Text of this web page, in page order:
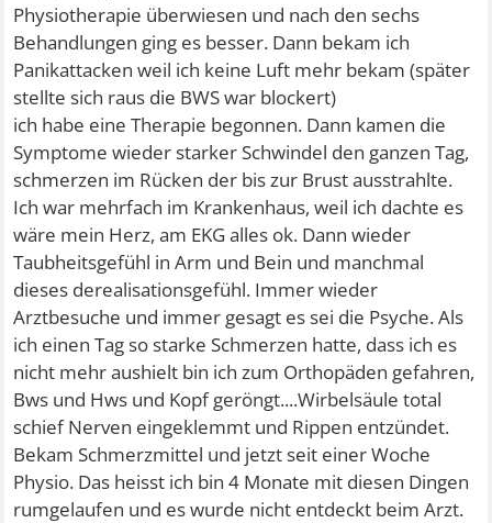
Physiotherapie überwiesen und nach den sechs
Behandlungen ging es besser. Dann bekam ich
Panikattacken weil ich keine Luft mehr bekam (später
stellte sich raus die BWS war blockert)
ich habe eine Therapie begonnen. Dann kamen die
Symptome wieder starker Schwindel den ganzen Tag,
schmerzen im Rücken der bis zur Brust ausstrahlte.
Ich war mehrfach im Krankenhaus, weil ich dachte es
wäre mein Herz, am EKG alles ok. Dann wieder
Taubheitsgefühl in Arm und Bein und manchmal
dieses derealisationsgefühl. Immer wieder
Arztbesuche und immer gesagt es sei die Psyche. Als
ich einen Tag so starke Schmerzen hatte, dass ich es
nicht mehr aushielt bin ich zum Orthopäden gefahren,
Bws und Hws und Kopf geröngt....Wirbelsäule total
schief Nerven eingeklemmt und Rippen entzündet.
Bekam Schmerzmittel und jetzt seit einer Woche
Physio. Das heisst ich bin 4 Monate mit diesen Dingen
rumgelaufen und es wurde nicht entdeckt beim Arzt.